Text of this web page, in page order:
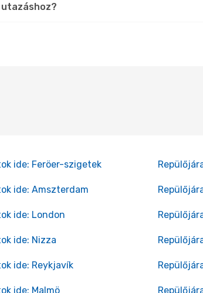
ide: Feröer-szigetek
ide: Amszterdam
ide: London
ide: Nizza
ide: Reykjavík
ide: Malmö